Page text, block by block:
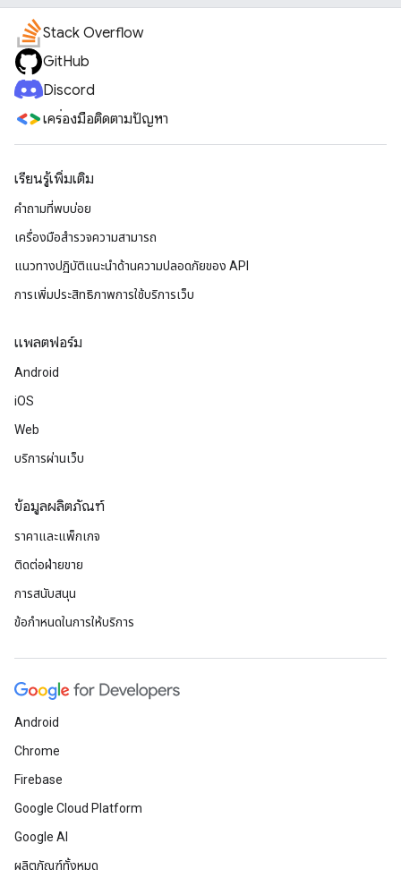
Stack Overflow
GitHub
Discord
เครื่องมือติดตามปัญหา
เรียนรู้เพิ่มเติม
คำถามที่พบบ่อย
เครื่องมือสำรวจความสามารถ
แนวทางปฏิบัติแนะนําด้านความปลอดภัยของ API
การเพิ่มประสิทธิภาพการใช้บริการเว็บ
แพลตฟอร์ม
Android
iOS
Web
บริการผ่านเว็บ
ข้อมูลผลิตภัณฑ์
ราคาและแพ็กเกจ
ติดต่อฝ่ายขาย
การสนับสนุน
ข้อกำหนดในการให้บริการ
Android
Chrome
Firebase
Google Cloud Platform
Google AI
ผลิตภัณฑ์ทั้งหมด